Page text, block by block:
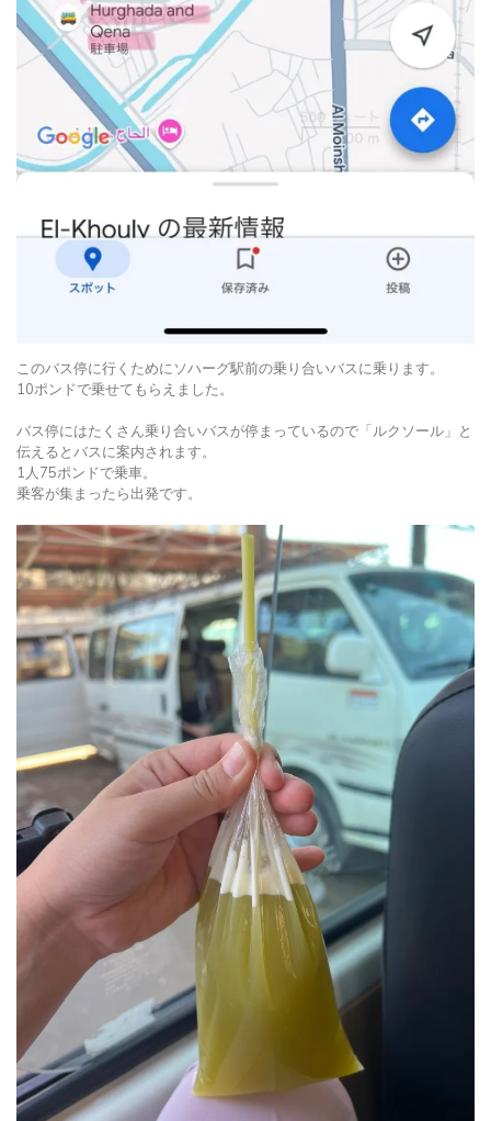
このバス停に行くためにソハーグ駅前の乗り合いバスに乗ります。
10ポンドで乗せてもらえました。
バス停にはたくさん乗り合いバスが停まっているので「ルクソール」と
伝えるとバスに案内されます。
1人75ポンドで乗車。
乗客が集まったら出発です。